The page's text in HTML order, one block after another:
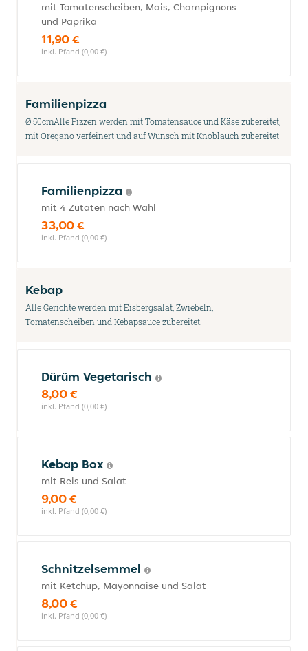
mit Tomatenscheiben, Mais, Champignons
und Paprika
11,90 €
inkl. Pfand (0,00 €)
Familienpizza
Ø 50cmAlle Pizzen werden mit Tomatensauce und Käse zubereitet,
mit Oregano verfeinert und auf Wunsch mit Knoblauch zubereitet
Familienpizza
mit 4 Zutaten nach Wahl
33,00 €
inkl. Pfand (0,00 €)
Kebap
Alle Gerichte werden mit Eisbergsalat, Zwiebeln,
Tomatenscheiben und Kebapsauce zubereitet.
Dürüm Vegetarisch
8,00 €
inkl. Pfand (0,00 €)
Kebap Box
mit Reis und Salat
9,00 €
inkl. Pfand (0,00 €)
Schnitzelsemmel
mit Ketchup, Mayonnaise und Salat
8,00 €
inkl. Pfand (0,00 €)